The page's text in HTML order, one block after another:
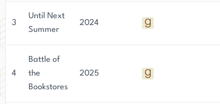
3
Until Next
Summer
2024
4
Battle of
the
Bookstores
2025